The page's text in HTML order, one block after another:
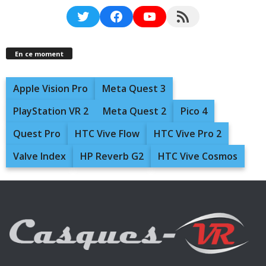
TwitterFacebookYouTubeRSS Feed
En ce moment
Apple Vision Pro
Meta Quest 3
PlayStation VR 2
Meta Quest 2
Pico 4
Quest Pro
HTC Vive Flow
HTC Vive Pro 2
Valve Index
HP Reverb G2 HTC Vive Cosmos